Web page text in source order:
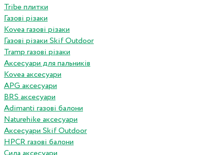
Tribe плитки
Газові різаки
Kovea газові різаки
Газові різаки Skif Outdoor
Tramp газові різаки
Аксесуари для пальників
Kovea аксесуари
APG аксесуари
BRS аксесуари
Adimanti газові балони
Naturehike аксесуари
Аксесуари Skif Outdoor
HPCR газові балони